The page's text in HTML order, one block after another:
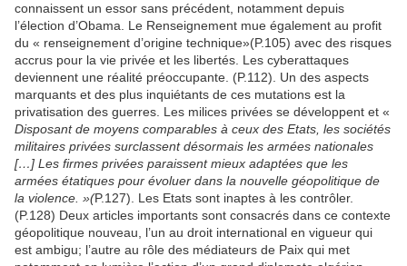
connaissent un essor sans précédent, notamment depuis
l’élection d’Obama. Le Renseignement mue également au profit
du « renseignement d’origine technique»(P.105) avec des risques
accrus pour la vie privée et les libertés. Les cyberattaques
deviennent une réalité préoccupante. (P.112). Un des aspects
marquants et des plus inquiétants de ces mutations est la
privatisation des guerres. Les milices privées se développent et «
Disposant de moyens comparables à ceux des Etats, les sociétés
militaires privées surclassent désormais les armées nationales
[…] Les firmes privées paraissent mieux adaptées que les
armées étatiques pour évoluer dans la nouvelle géopolitique de
la violence. »(P.127). Les Etats sont inaptes à les contrôler.
(P.128) Deux articles importants sont consacrés dans ce contexte
géopolitique nouveau, l’un au droit international en vigueur qui
est ambigu; l’autre au rôle des médiateurs de Paix qui met